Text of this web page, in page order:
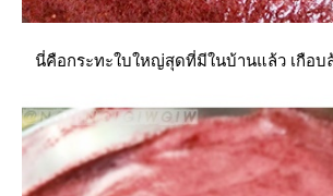
นี่คือกระทะใบใหญ่สุดที่มีในบ้านแล้ว เกือบ